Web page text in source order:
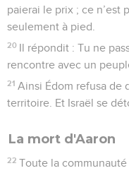
paierai le prix ; ce n’est
seulement à pied.
20 Il répondit : Tu ne
rencontre avec un
21 Ainsi Édom refusa de
territoire. Et Israël se
La mort d'Aaron
22 Toute la